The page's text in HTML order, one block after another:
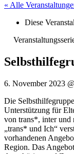
« Alle
Diese
6. November 2023 @
Die Selbsthilfegruppe
Unterstützung für
von trans*, inter und
„trans* und Ich“
vorhandenen
Region. Das